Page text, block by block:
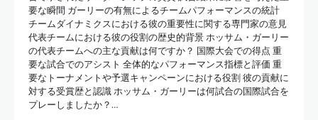
要な瞬間 ガーリーの有無によるチームパフォーマンスの統計
チームダイナミクスにおける彼の重要性に関する専門家の意見
代表チームにおける彼の役割の歴史的背景 ホッサム・ガーリー
の代表チームへの主な貢献は何ですか？ 国際大会での得点 重
要な試合でのアシスト 全体的なパフォーマンス指標と評価 重
要なトーナメントや予選キャンペーンにおける役割 彼の貢献に
対する受賞歴と認識 ホッサム・ガーリーは何試合の国際試合を
プレーしましたか？…